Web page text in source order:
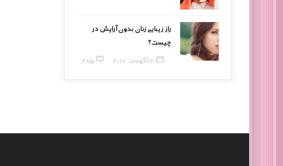
راز زیبایی زنان بدون آرایش در
چیست؟
12 آگوست, 2017 285